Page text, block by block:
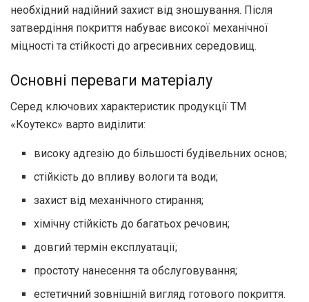
необхідний надійний захист від зношування. Після
затвердіння покриття набуває високої механічної
міцності та стійкості до агресивних середовищ.
Основні переваги матеріалу
Серед ключових характеристик продукції ТМ
«Коутекс» варто виділити:
високу адгезію до більшості будівельних основ;
стійкість до впливу вологи та води;
захист від механічного стирання;
хімічну стійкість до багатьох речовин;
довгий термін експлуатації;
простоту нанесення та обслуговування;
естетичний зовнішній вигляд готового покриття.